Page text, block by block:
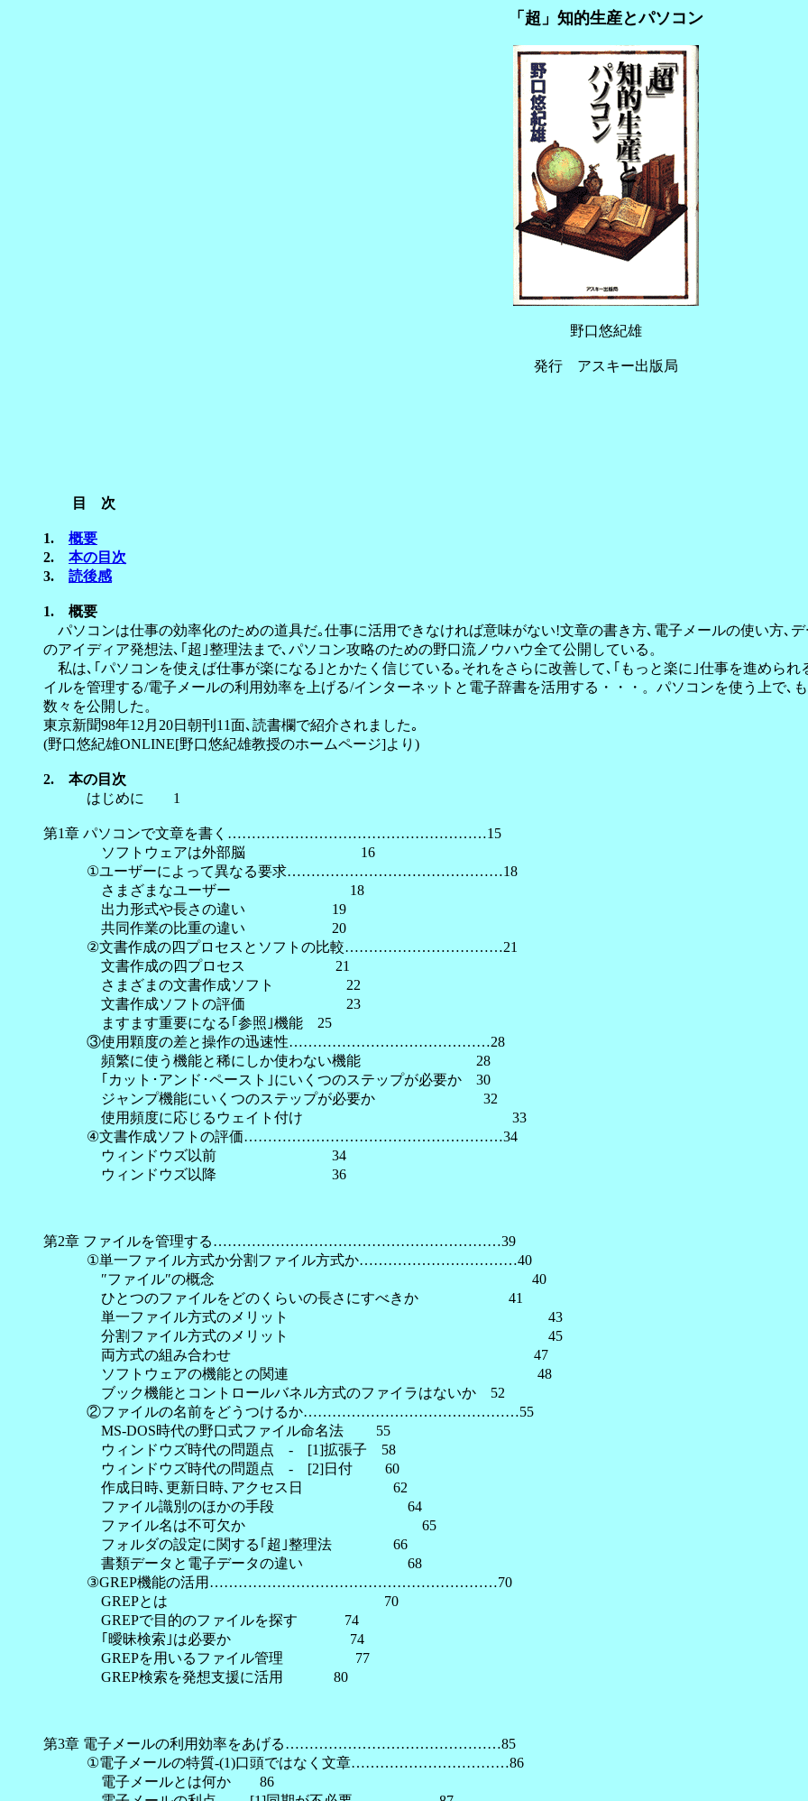
「超」知的生産とパソコン
野口悠紀雄
発行 アスキー出版局
目 次
1. 概要
2. 本の目次
3. 読後感
1. 概要
パソコンは仕事の効率化のための道具だ｡仕事に活用できなければ意味がない!文章の書き方､電子メールの使い方､
のアイディア発想法､｢超｣整理法まで､パソコン攻略のための野口流ノウハウ全て公開している。
私は､｢パソコンを使えば仕事が楽になる｣とかたく信じている｡それをさらに改善して､｢もっと楽に｣仕事を進めら
イルを管理する/電子メールの利用効率を上げる/インターネットと電子辞書を活用する・・・。パソコンを使う上で､
数々を公開した。
東京新聞98年12月20日朝刊11面､読書欄で紹介されました｡
(野口悠紀雄ONLINE[野口悠紀雄教授のホームページ]より)
2. 本の目次
はじめに 1
第1章 パソコンで文章を書く………………………………………………15
ソフトウェアは外部脳 16
①ユーザーによって異なる要求………………………………………18
さまざまなユーザー 18
出力形式や長さの違い 19
共同作業の比重の違い 20
②文書作成の四プロセスとソフトの比較……………………………21
文書作成の四プロセス 21
さまざまの文書作成ソフト 22
文書作成ソフトの評価 23
ますます重要になる｢参照｣機能 25
③使用顆度の差と操作の迅速性……………………………………28
頻繁に使う機能と稀にしか使わない機能 28
｢カット･アンド･ペースト｣にいくつのステップが必要か 30
ジャンプ機能にいくつのステップが必要か 32
使用頻度に応じるウェイト付け 33
④文書作成ソフトの評価………………………………………………34
ウィンドウズ以前 34
ウィンドウズ以降 36
第2章 ファイルを管理する……………………………………………………39
①単一ファイル方式か分割ファイル方式か……………………………40
″ファイル″の概念 40
ひとつのファイルをどのくらいの長さにすべきか 41
単一ファイル方式のメリット 43
分割ファイル方式のメリット 45
両方式の組み合わせ 47
ソフトウェアの機能との関連 48
ブック機能とコントロールバネル方式のファイラはないか 52
②ファイルの名前をどうつけるか………………………………………55
MS-DOS時代の野口式ファイル命名法 55
ウィンドウズ時代の問題点 - [1]拡張子 58
ウィンドウズ時代の問題点 - [2]日付 60
作成日時､更新日時､アクセス日 62
ファイル識別のほかの手段 64
ファイル名は不可欠か 65
フォルダの設定に関する｢超｣整理法 66
書類データと電子データの違い 68
③GREP機能の活用……………………………………………………70
GREPとは 70
GREPで目的のファイルを探す 74
｢曖昧検索｣は必要か 74
GREPを用いるファイル管理 77
GREP検索を発想支援に活用 80
第3章 電子メールの利用効率をあげる………………………………………85
①電子メールの特質-(1)口頭ではなく文章……………………………86
電子メールとは何か 86